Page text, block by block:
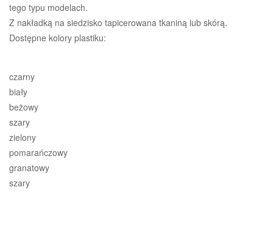
tego typu modelach.
Z nakładką na siedzisko tapicerowana tkaniną lub skórą.
Dostępne kolory plastiku:
czarny
biały
beżowy
szary
zielony
pomarańczowy
granatowy
szary